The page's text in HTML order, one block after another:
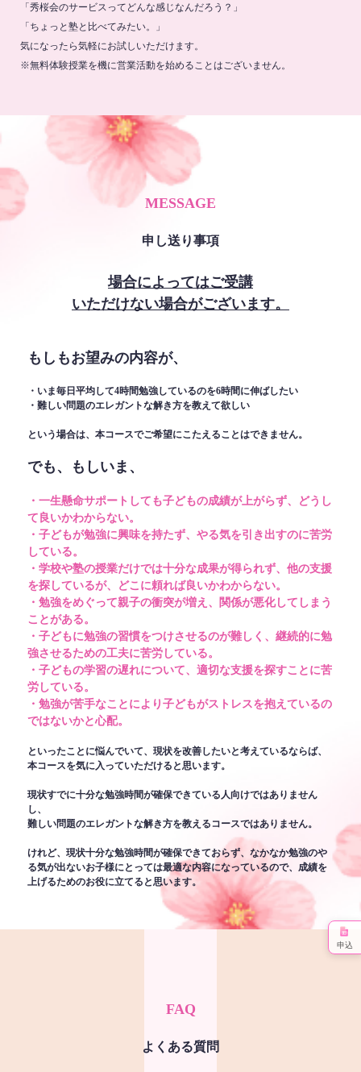
「秀桜会のサービスってどんな感じなんだろう？」
「ちょっと塾と比べてみたい。」
気になったら気軽にお試しいただけます。
※無料体験授業を機に営業活動を始めることはございません。
MESSAGE
申し送り事項
場合によってはご受講
いただけない場合がございます。
もしもお望みの内容が、
・いま毎日平均して4時間勉強しているのを6時間に伸ばしたい
・難しい問題のエレガントな解き方を教えて欲しい
という場合は、本コースでご希望にこたえることはできません。
でも、もしいま、
・一生懸命サポートしても子どもの成績が上がらず、どうし
て良いかわからない。
・子どもが勉強に興味を持たず、やる気を引き出すのに苦労
している。
・学校や塾の授業だけでは十分な成果が得られず、他の支援
を探しているが、どこに頼れば良いかわからない。
・勉強をめぐって親子の衝突が増え、関係が悪化してしまう
ことがある。
・子どもに勉強の習慣をつけさせるのが難しく、継続的に勉
強させるための工夫に苦労している。
・子どもの学習の遅れについて、適切な支援を探すことに苦
労している。
・勉強が苦手なことにより子どもがストレスを抱えているの
ではないかと心配。
といったことに悩んでいて、現状を改善したいと考えているならば、
本コースを気に入っていただけると思います。
現状すでに十分な勉強時間が確保できている人向けではありません
し、
難しい問題のエレガントな解き方を教えるコースではありません。
けれど、現状十分な勉強時間が確保できておらず、なかなか勉強のや
る気が出ないお子様にとっては最適な内容になっているので、成績を
上げるためのお役に立てると思います。
FAQ
よくある質問
申込